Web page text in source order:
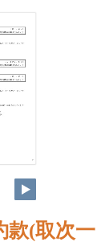
7
(取次一